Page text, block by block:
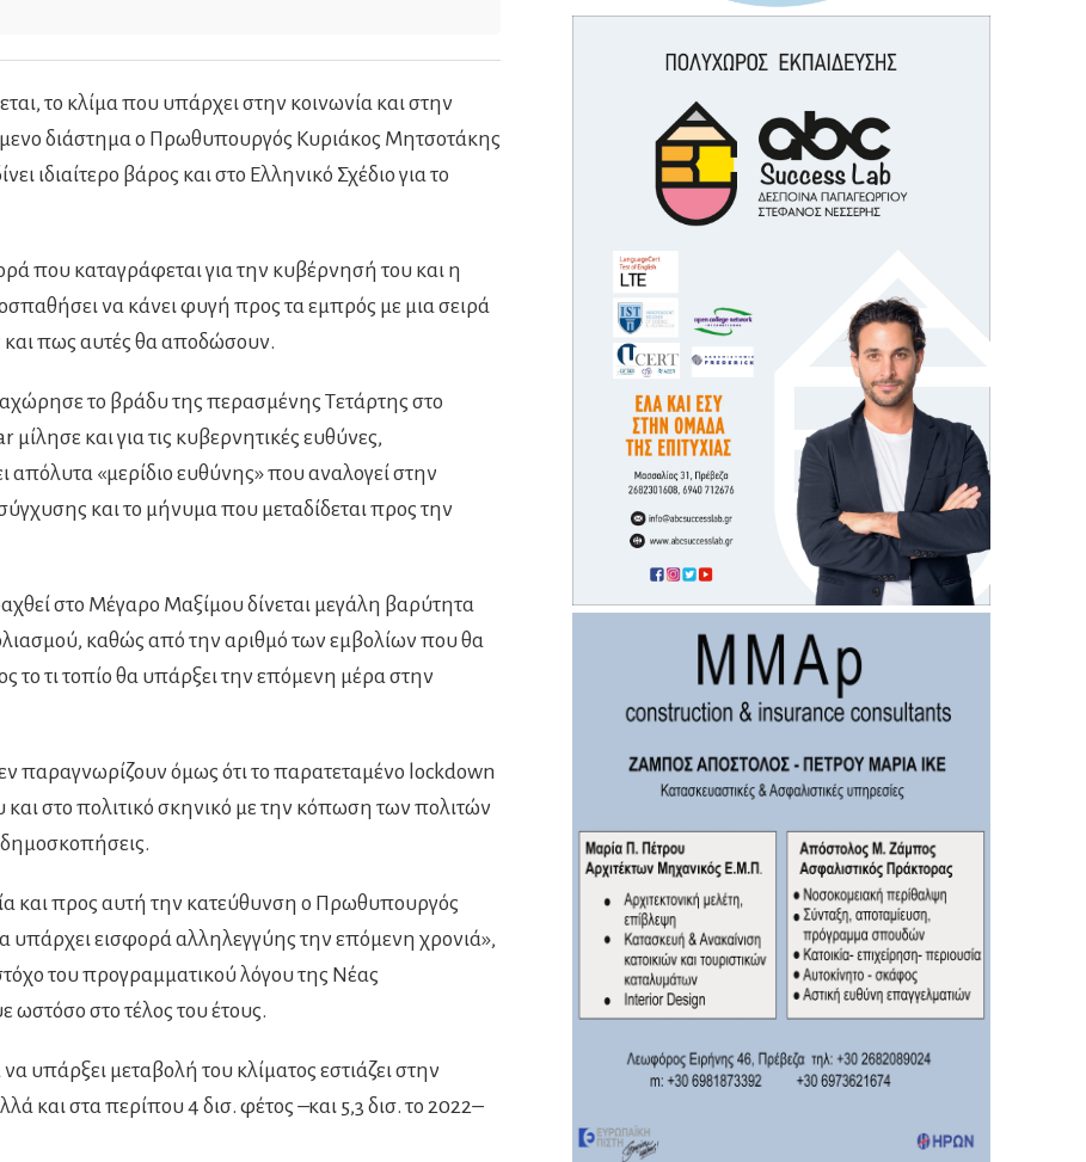
το κλίμα που υπάρχει στην κοινωνία και στην
διάστημα ο Πρωθυπουργός Κυριάκος Μητσοτάκης
ιδιαίτερο βάρος και στο Ελληνικό Σχέδιο για το
που καταγράφεται για την κυβέρνησή του και η
να κάνει φυγή προς τα εμπρός με μια σειρά
και πως αυτές θα αποδώσουν.
το βράδυ της περασμένης Τετάρτης στο
μίλησε και για τις κυβερνητικές ευθύνες,
απόλυτα «μερίδιο ευθύνης» που αναλογεί στην
και το μήνυμα που μεταδίδεται προς την
στο Μέγαρο Μαξίμου δίνεται μεγάλη βαρύτητα
καθώς από την αριθμό των εμβολίων που θα
το τι τοπίο θα υπάρξει την επόμενη μέρα στην
παραγνωρίζουν όμως ότι το παρατεταμένο lockdown
και στο πολιτικό σκηνικό με την κόπωση των πολιτών
και προς αυτή την κατεύθυνση ο Πρωθυπουργός
εισφορά αλληλεγγύης την επόμενη χρονιά»,
του προγραμματικού λόγου της Νέας
στο τέλος του έτους.
υπάρξει μεταβολή του κλίματος εστιάζει στην
και στα περίπου 4 δισ. φέτος –και 5,3 δισ. το 2022–